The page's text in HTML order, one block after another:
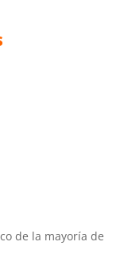
de la mayoría de